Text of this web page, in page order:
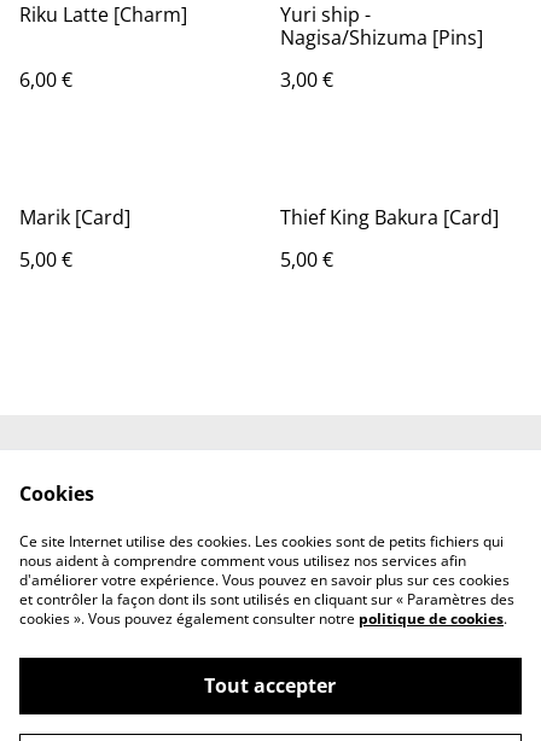
Riku Latte [Charm]
6,00 €
Yuri ship -
Nagisa/Shizuma [Pins]
3,00 €
Marik [Card]
5,00 €
Thief King Bakura [Card]
5,00 €
Conditions
Cookies
©2026Resuri-
Cookies
Ce site Internet utilise des cookies. Les cookies sont de petits fichiers qui
nous aident à comprendre comment vous utilisez nos services afin
d'améliorer votre expérience. Vous pouvez en savoir plus sur ces cookies
et contrôler la façon dont ils sont utilisés en cliquant sur « Paramètres des
cookies ». Vous pouvez également consulter notre politique de cookies.
Tout accepter